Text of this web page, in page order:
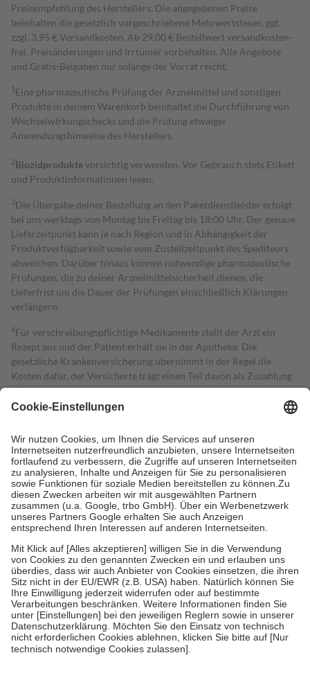
Preisempfehlung des Herstellers. Die angegebenen Preise
beinhalten die gesetzlich vorgeschriebene Mehrwertsteuer, ggf.
zzgl. 3,95 € Versandkosten. Ab 29,00 € Bestell­wert versand­kosten­
frei. Preisänderungen und Irrtümer vorbehalten. Alle Angebote
und Gratis-Beigaben nur solange der Vorrat reicht.
1 Eine pharmazeutische Prüfung der Arzneimittel und sonstigen
Produkte in deinem Warenkorb beinhaltet die Durchführung von
Wechselwirkungschecks und die Prüfung etwaiger
Anwendungshinweise des Herstellers.
2Biozidproduktevorsichtig verwenden. Vor Gebrauch stets Etikett
und Produktinformationen lesen.
3Die Übergabe deiner Bestellung an den Paketdienstleister erfolgt
bei uns werktags von Montag bis Freitag bis 18:00 Uhr. Der genaue
Lieferzeitpunkt kann je nach Region und in Abhängigkeit der
Produktverfügbarkeit sowie vom Zustellzeitpunkt des Spediteurs
abweichen. Darüber hinaus können notwendige pharmazeutische
Prüfungen, die zu deiner Arzneimittelsicherheit dienen, die
Lieferfrist um die Dauer der Prüfungen einschließlich Klärungen
verlängern.
4Für verschreibungspflichtige Medikamente stellt der Arzt ein
Rezept aus und der Patient erhält sie in der Apotheke. Die
gesetzliche Krankenversicherung übernimmt in der Regel die
Kosten dafür, der Versicherte trägt einen Teil davon als Zuzahlung
mit.
Grundsätzlich leisten Mitglieder Zuzahlungen in Höhe von zehn
höchstens zehn Euro.
Es sind jedoch nie mehr als die tatsächlichen
Kosten der Leistung zu entrichten.
Diese Regeln gelten grundsätzlich auch für Online-Apotheken.
Bei Heilmitteln und häuslicher Krankenpflege beträgt die
Zuzahlung zehn Prozent der Kosten sowie zehn Euro je
Verordnung.
Um das Engagement der Versicherten für ihre eigene Gesundheit zu
stärken und die besondere Stellung der Familie zu unterstützen,
fallenkeine Zuzahlungenan bei:
• Kindern und Jugendlichen bis zum vollendeten 18. Lebensjahr
mit Ausnahme der Fahrkosten
• Untersuchungen zur Vorsorge und Früherkennung, die von der
GKV getragen werden
• empfohlenen Schutzimpfungen
• Harn- und Blutteststreifen